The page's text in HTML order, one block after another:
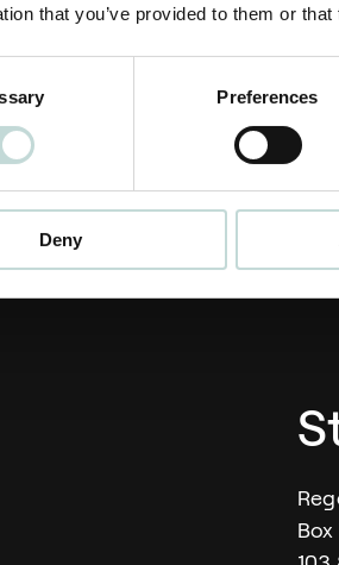
that you’ve provided to them or
Preferences
Deny